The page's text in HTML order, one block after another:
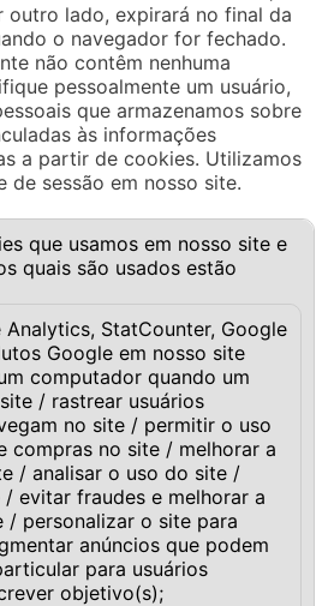
outro lado, expirará no final da
o navegador for fechado.
não contêm nenhuma
pessoalmente um usuário,
que armazenamos sobre
às informações
a partir de cookies. Utilizamos
de sessão em nosso site.
que usamos em nosso site e
quais são usados estão
Analytics, StatCounter, Google
Google em nosso site
computador quando um
/ rastrear usuários
no site / permitir o uso
compras no site / melhorar a
/ analisar o uso do site /
evitar fraudes e melhorar a
/ personalizar o site para
anúncios que podem
para usuários
objetivo(s);